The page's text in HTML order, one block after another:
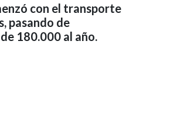
con el transporte
pasando de
180.000 al año.